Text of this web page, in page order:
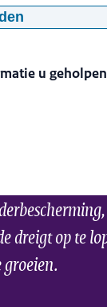
u
dreigt op te